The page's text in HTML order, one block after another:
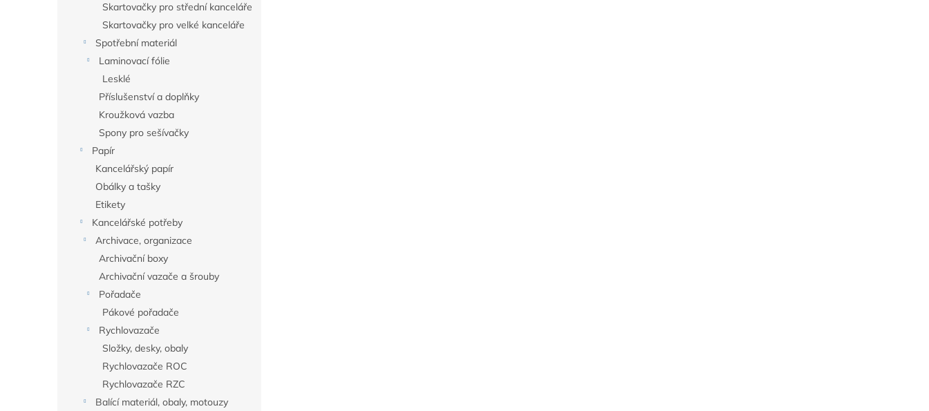
Skartovačky pro střední kanceláře
Skartovačky pro velké kanceláře
Spotřební materiál
Laminovací fólie
Lesklé
Příslušenství a doplňky
Kroužková vazba
Spony pro sešívačky
Papír
Kancelářský papír
Obálky a tašky
Etikety
Kancelářské potřeby
Archivace, organizace
Archivační boxy
Archivační vazače a šrouby
Pořadače
Pákové pořadače
Rychlovazače
Složky, desky, obaly
Rychlovazače ROC
Rychlovazače RZC
Balící materiál, obaly, motouzy